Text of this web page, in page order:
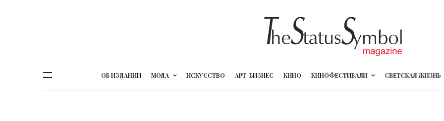
ОБ ИЗДАНИИ МОДА ИСКУССТВО АРТ-БИЗНЕС КИНО КИНОФЕСТИВАЛИ СВЕТСКАЯ ЖИЗНЬ